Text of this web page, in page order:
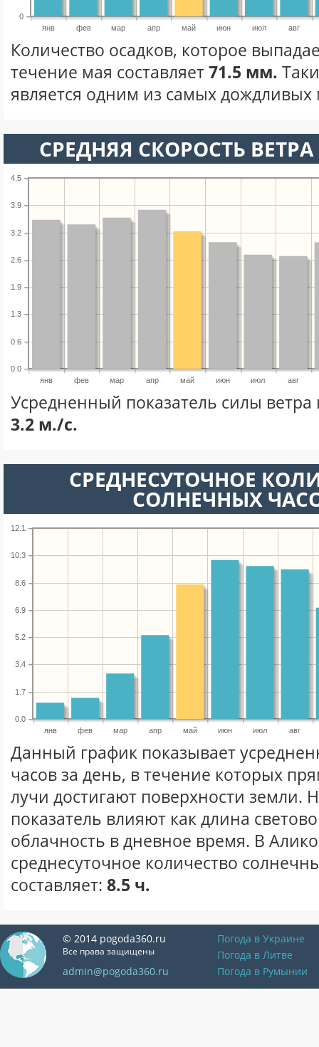
янв фев мар апр май июн июл авг
0
Количество осадков, которое
течение мая составляет71.5 мм.
является одним из самых дождливых
СРЕДНЯЯ СКОРОСТЬ
янв фев мар апр май июн июл авг
0.0
0.6
1.3
1.9
2.6
3.2
3.9
4.5
Усредненный показатель силы ветра
3.2 м./с.
СРЕДНЕСУТОЧНОЕ
СОЛНЕЧНЫХ
янв фев мар апр май июн июл авг
0.0
1.7
3.4
5.2
6.9
8.6
10.3
12.1
Данный график показывает
часов за день, в течение которых
лучи достигают поверхности земли.
показатель влияют как длина
облачность в дневное время. В
среднесуточное количество
составляет: 8.5 ч.
© 2014 pogoda360.ru
Все права защищены
admin@pogoda360.ru
Погода в Украине
Погода в Литве
Погода в Румынии